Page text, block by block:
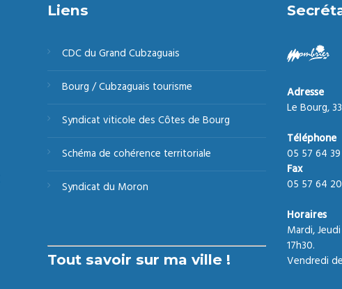
Liens
CDC du Grand Cubzaguais
Bourg / Cubzaguais tourisme
Syndicat viticole des Côtes de Bourg
Schéma de cohérence territoriale
Syndicat du Moron
Tout savoir sur ma ville !
Adresse
Le Bourg,
Téléphone
05 57 64
Fax
05 57 64
Horaires
Mardi,
17h30.
Vendredi